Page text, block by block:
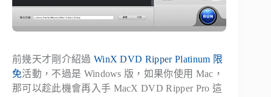
前幾天才剛介紹過 WinX DVD Ripper Platinum 限
免活動，不過是 Windows 版，如果你使用 Mac，
那可以趁此機會再入手 MacX DVD Ripper Pro 這